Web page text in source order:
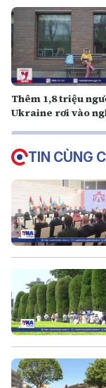
Thêm 1,8 triệu
Ukraine rơi vào
TIN CÙNG